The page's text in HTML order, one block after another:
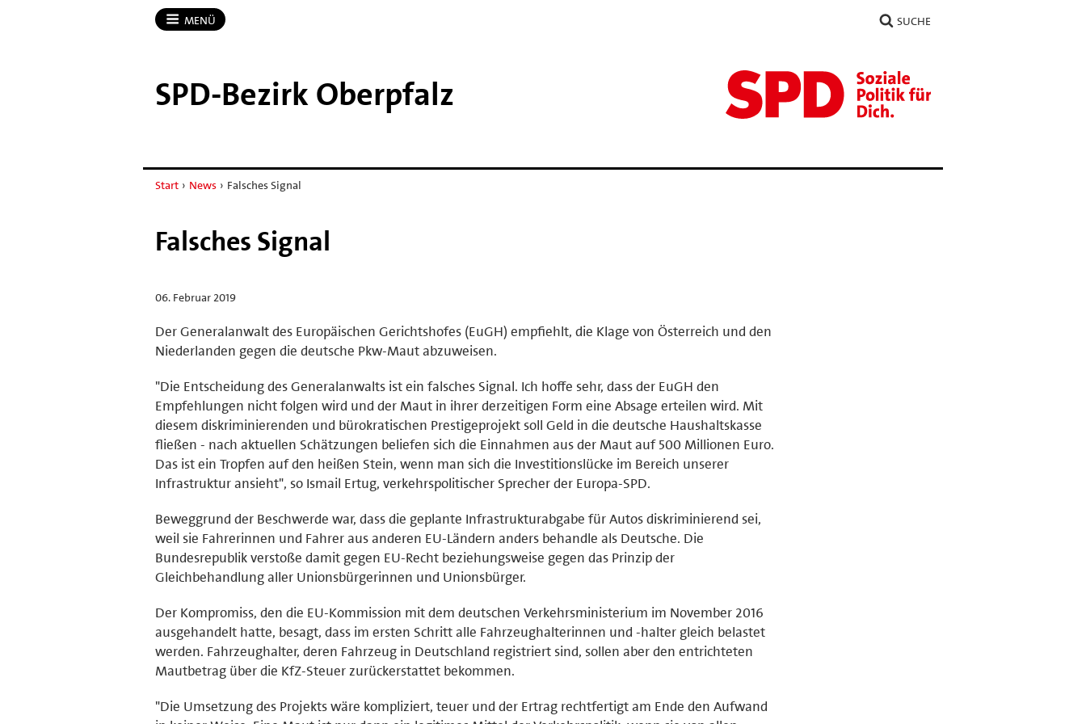
MENÜ SUCHE
SPD-​Bezirk Oberpfalz
Start › News › Falsches Signal
Falsches Signal
06. Februar 2019
Der Generalanwalt des Europäischen Gerichtshofes (EuGH) empfiehlt, die Klage von Österreich und den
Niederlanden gegen die deutsche Pkw-Maut abzuweisen.
"Die Entscheidung des Generalanwalts ist ein falsches Signal. Ich hoffe sehr, dass der EuGH den
Empfehlungen nicht folgen wird und der Maut in ihrer derzeitigen Form eine Absage erteilen wird. Mit
diesem diskriminierenden und bürokratischen Prestigeprojekt soll Geld in die deutsche Haushaltskasse
fließen - nach aktuellen Schätzungen beliefen sich die Einnahmen aus der Maut auf 500 Millionen Euro.
Das ist ein Tropfen auf den heißen Stein, wenn man sich die Investitionslücke im Bereich unserer
Infrastruktur ansieht", so Ismail Ertug, verkehrspolitischer Sprecher der Europa-SPD.
Beweggrund der Beschwerde war, dass die geplante Infrastrukturabgabe für Autos diskriminierend sei,
weil sie Fahrerinnen und Fahrer aus anderen EU-Ländern anders behandle als Deutsche. Die
Bundesrepublik verstoße damit gegen EU-Recht beziehungsweise gegen das Prinzip der
Gleichbehandlung aller Unionsbürgerinnen und Unionsbürger.
Der Kompromiss, den die EU-Kommission mit dem deutschen Verkehrsministerium im November 2016
ausgehandelt hatte, besagt, dass im ersten Schritt alle Fahrzeughalterinnen und -halter gleich belastet
werden. Fahrzeughalter, deren Fahrzeug in Deutschland registriert sind, sollen aber den entrichteten
Mautbetrag über die KfZ-Steuer zurückerstattet bekommen.
"Die Umsetzung des Projekts wäre kompliziert, teuer und der Ertrag rechtfertigt am Ende den Aufwand